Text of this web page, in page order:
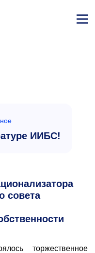
ИИБС!
совета
торжественное